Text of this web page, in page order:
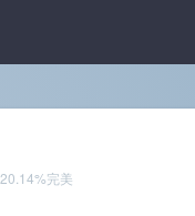
20.14%完美